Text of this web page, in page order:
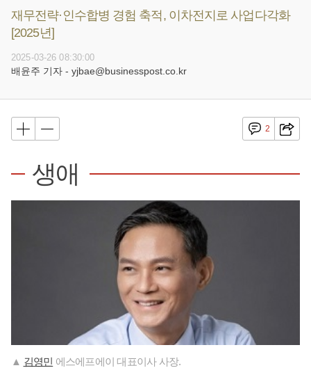
재무전략·인수합병 경험 축적, 이차전지로 사업다각화
[2025년]
2025-03-26 08:30:00
배윤주 기자 - yjbae@businesspost.co.kr
2
생애
▲ 김영민 에스에프에이 대표이사 사장.